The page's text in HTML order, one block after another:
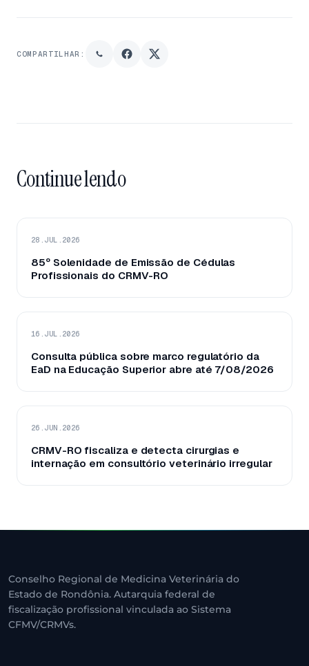
COMPARTILHAR:
Continue lendo
28.JUL.2026
85º Solenidade de Emissão de Cédulas
Profissionais do CRMV-RO
16.JUL.2026
Consulta pública sobre marco regulatório da
EaD na Educação Superior abre até 7/08/2026
26.JUN.2026
CRMV-RO fiscaliza e detecta cirurgias e
internação em consultório veterinário irregular
Conselho Regional de Medicina Veterinária do
Estado de Rondônia. Autarquia federal de
fiscalização profissional vinculada ao Sistema
CFMV/CRMVs.